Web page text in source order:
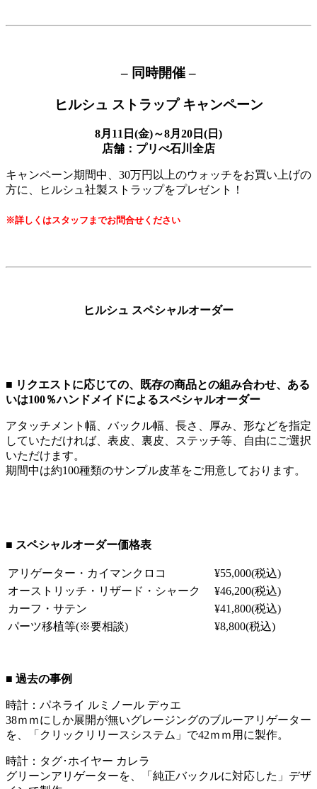
– 同時開催 –
ヒルシュ ストラップ キャンペーン
8月11日(金)～8月20日(日)
店舗：プリべ石川全店
キャンペーン期間中、30万円以上のウォッチをお買い上げの
方に、ヒルシュ社製ストラップをプレゼント！
※詳しくはスタッフまでお問合せください
ヒルシュ スペシャルオーダー
■ リクエストに応じての、既存の商品との組み合わせ、ある
いは100％ハンドメイドによるスペシャルオーダー
アタッチメント幅、バックル幅、長さ、厚み、形などを指定
していただければ、表皮、裏皮、ステッチ等、自由にご選択
いただけます。
期間中は約100種類のサンプル皮革をご用意しております。
■ スペシャルオーダー価格表
アリゲーター・カイマンクロコ
¥55,000(税込)
オーストリッチ・リザード・シャーク
¥46,200(税込)
カーフ・サテン
¥41,800(税込)
パーツ移植等(※要相談)
¥8,800(税込)
■ 過去の事例
時計：パネライ ルミノール デゥエ
38ｍｍにしか展開が無いグレージングのブルーアリゲーター
を、「クリックリリースシステム」で42ｍｍ用に製作。
時計：タグ･ホイヤー カレラ
グリーンアリゲーターを、「純正バックルに対応した」デザ